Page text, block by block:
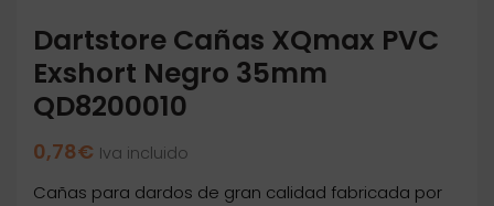
Dartstore Cañas XQmax PVC
Exshort Negro 35mm
QD8200010
0,78€ Iva incluido
Cañas para dardos de gran calidad fabricada por